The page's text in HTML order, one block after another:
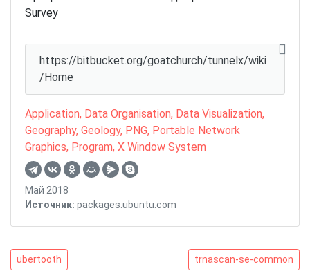
Survey
https://bitbucket.org/goatchurch/tunnelx/wiki
/Home
Application, Data Organisation, Data Visualization,
Geography, Geology, PNG, Portable Network
Graphics, Program, X Window System
Май 2018
Источник: packages.ubuntu.com
Навигация
ubertooth
ubertooth
trnascan-
se-
trnascan-se-common